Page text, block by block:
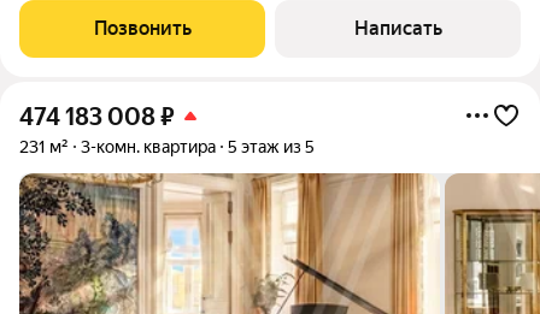
Выполнена отделка в стиле эклектики с элементами ар-деко.
Открытое пространство
Позвонить Написать
474 183 008₽
231 м² 3-комн. квартира 5 этаж из 5